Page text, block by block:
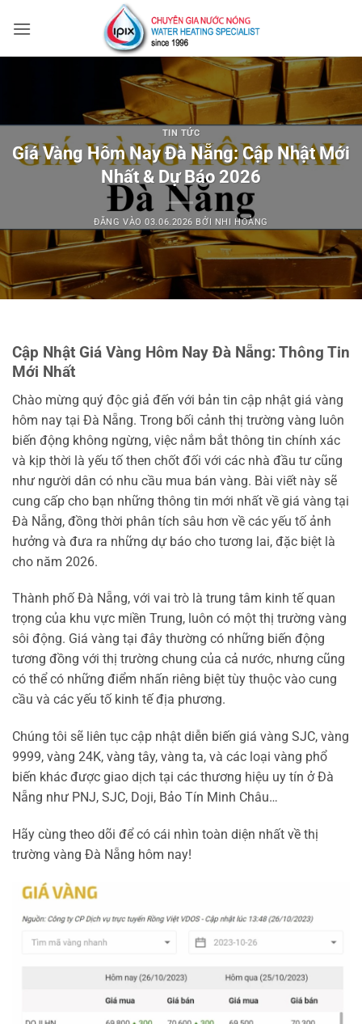
qua
TIN TỨC
Giá Vàng Hôm Nay Đà Nẵng: Cập Nhật Mới
Nhất & Dự Báo 2026
ĐĂNG VÀO03.06.2026 BỞI NHI HOÀNG
Cập Nhật Giá Vàng Hôm Nay Đà Nẵng: Thông Tin
Mới Nhất
Chào mừng quý độc giả đến với bản tin cập nhật giá vàng
hôm nay tại Đà Nẵng. Trong bối cảnh thị trường vàng luôn
biến động không ngừng, việc nắm bắt thông tin chính xác
và kịp thời là yếu tố then chốt đối với các nhà đầu tư cũng
như người dân có nhu cầu mua bán vàng. Bài viết này sẽ
cung cấp cho bạn những thông tin mới nhất về giá vàng tại
Đà Nẵng, đồng thời phân tích sâu hơn về các yếu tố ảnh
hưởng và đưa ra những dự báo cho tương lai, đặc biệt là
cho năm 2026.
Thành phố Đà Nẵng, với vai trò là trung tâm kinh tế quan
trọng của khu vực miền Trung, luôn có một thị trường vàng
sôi động. Giá vàng tại đây thường có những biến động
tương đồng với thị trường chung của cả nước, nhưng cũng
có thể có những điểm nhấn riêng biệt tùy thuộc vào cung
cầu và các yếu tố kinh tế địa phương.
Chúng tôi sẽ liên tục cập nhật diễn biến giá vàng SJC, vàng
9999, vàng 24K, vàng tây, vàng ta, và các loại vàng phổ
biến khác được giao dịch tại các thương hiệu uy tín ở Đà
Nẵng như PNJ, SJC, Doji, Bảo Tín Minh Châu…
Hãy cùng theo dõi để có cái nhìn toàn diện nhất về thị
trường vàng Đà Nẵng hôm nay!